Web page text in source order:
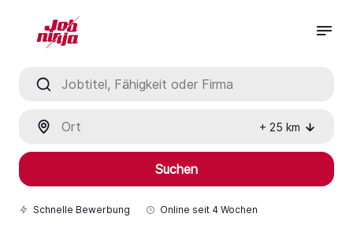
+ 25 km
Suchen
Schnelle Bewerbung Online seit 4 Wochen